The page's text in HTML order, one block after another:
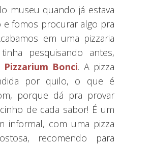
museu quando já estava
e fomos procurar algo pra
em uma pizzaria
pesquisando antes,
Pizzarium Bonci. A pizza
por quilo, o que é
porque dá pra provar
de cada sabor! É um
informal, com uma pizza
recomendo para